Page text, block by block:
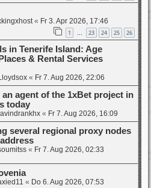
« Fr 3. Apr 2026, 17:46
1 23 24 25 26
in Tenerife Island: Age
& Rental Services
« Fr 7. Aug 2026, 22:06
an agent of the 1xBet project in
today
« Fr 7. Aug 2026, 16:09
several regional proxy nodes
« Fr 7. Aug 2026, 02:33
« Do 6. Aug 2026, 07:53